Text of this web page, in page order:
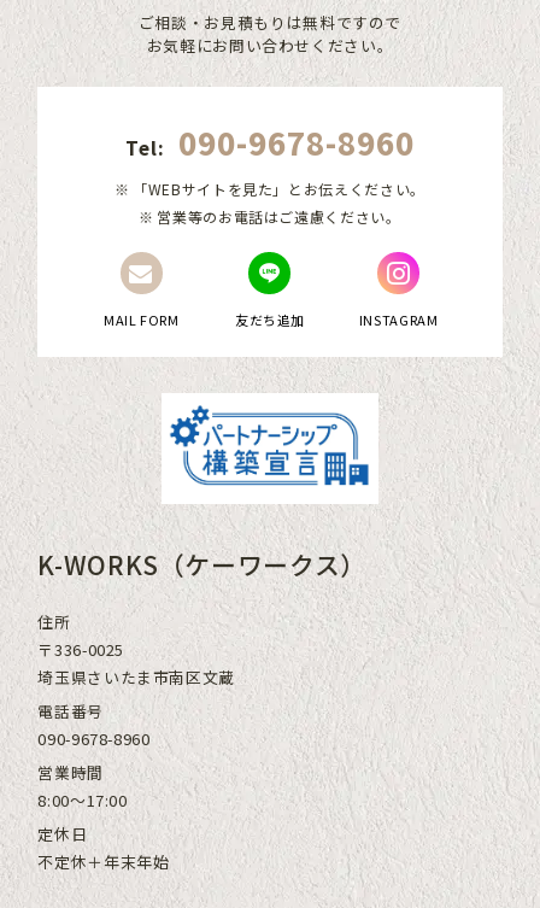
ご相談・お見積もりは無料ですので
お気軽にお問い合わせください。
Tel: 090-9678-8960
「WEBサイトを見た」とお伝えください。
営業等のお電話はご遠慮ください。
MAIL FORM 友だち追加 INSTAGRAM
K-WORKS（ケーワークス）
住所
〒336-0025
埼玉県さいたま市南区文蔵
電話番号
090-9678-8960
営業時間
8:00～17:00
定休日
不定休＋年末年始